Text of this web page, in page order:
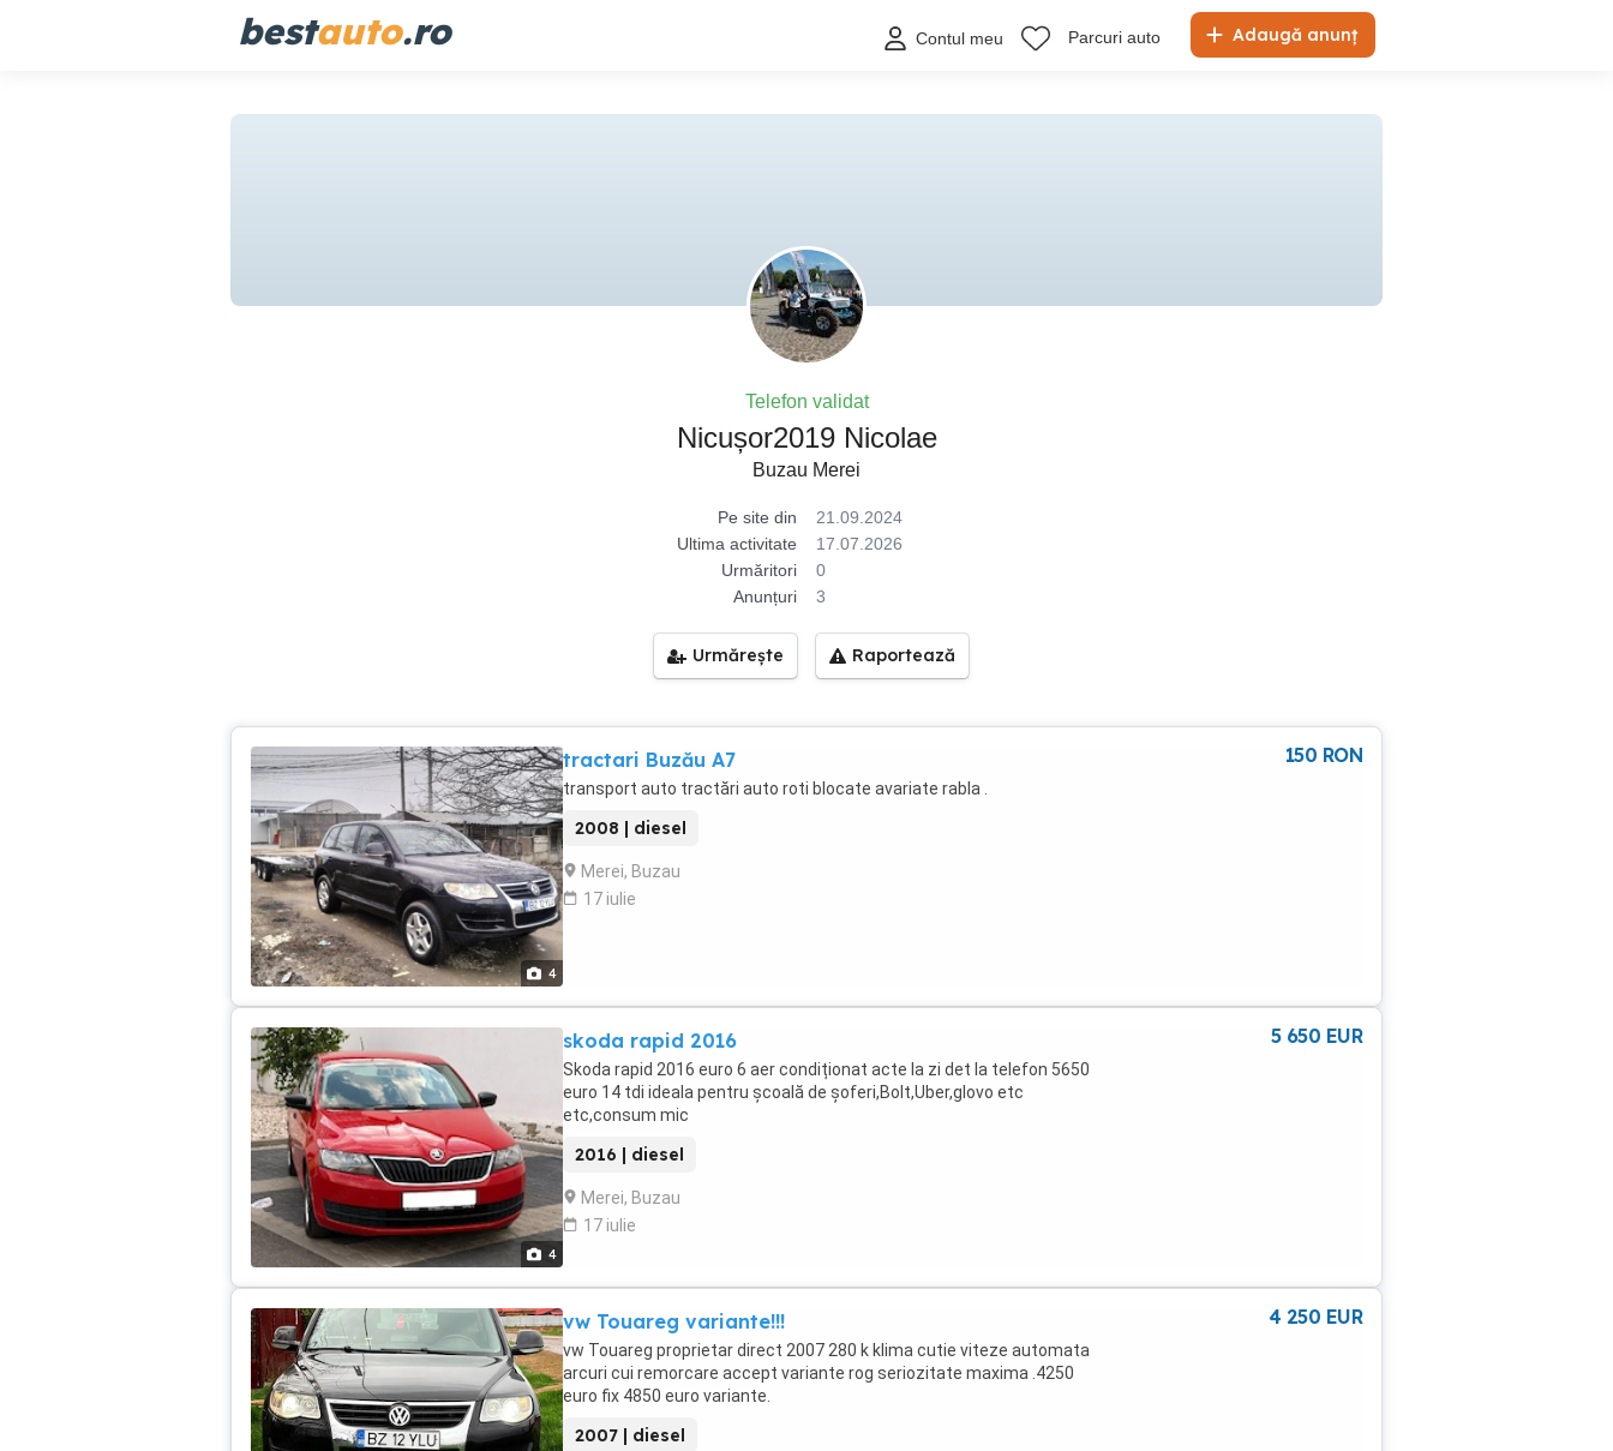
bestauto.ro Adaugă anunț
Contul meu Parcuri auto
Telefon validat
Nicușor2019 Nicolae
Buzau Merei
Pe site din
21.09.2024
Ultima activitate
17.07.2026
Urmăritori
0
Anunțuri
3
Urmărește Raportează
4
tractari Buzău A7
transport auto tractări auto roti blocate avariate rabla .
2008 | diesel
Merei, Buzau
17 iulie
150 RON
4
skoda rapid 2016
Skoda rapid 2016 euro 6 aer condiționat acte la zi det la telefon 5650
euro 14 tdi ideala pentru școală de șoferi,Bolt,Uber,glovo etc
etc,consum mic
2016 | diesel
Merei, Buzau
17 iulie
5 650 EUR
vw Touareg variante!!!
vw Touareg proprietar direct 2007 280 k klima cutie viteze automata
arcuri cui remorcare accept variante rog seriozitate maxima .4250
euro fix 4850 euro variante.
2007 | diesel
4 250 EUR